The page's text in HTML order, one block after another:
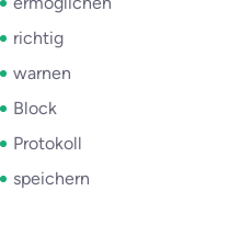
richtig
warnen
Block
Protokoll
speichern